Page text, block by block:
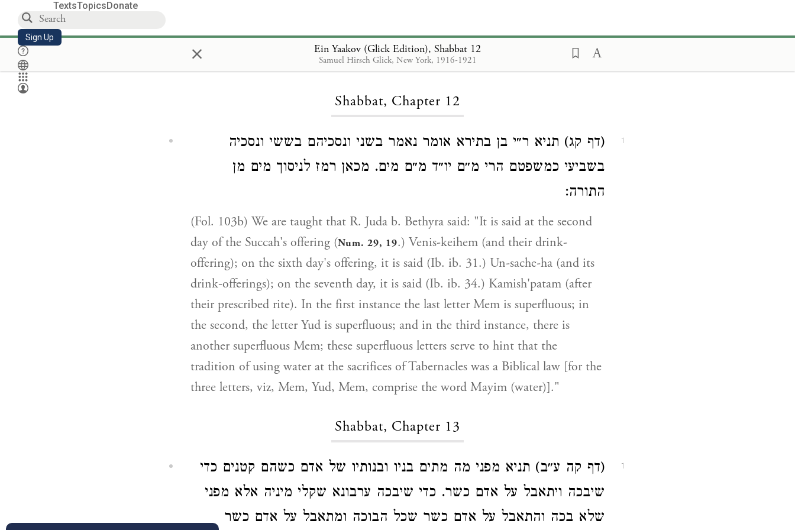
TextsTopicsDonate
Sign Up × Ein Yaakov (Glick Edition), Shabbat 12
Samuel Hirsch Glick, New York, 1916-1921
Loading...
Shabbat, Chapter 12
1
(דף קג) תניא ר״י בן בתירא אומר נאמר בשני ונסכיהם בששי ונסכיה
בשביעי כמשפטם הרי מ״ם יו״ד מ״ם מים. מכאן רמז לניסוך מים מן
התורה:
(Fol. 103b) We are taught that R. Juda b. Bethyra said: "It is said at the second
day of the Succah's offering (Num. 29, 19.) Venis-keihem (and their drink-
offering); on the sixth day's offering, it is said (Ib. ib. 31.) Un-sache-ha (and its
drink-offerings); on the seventh day, it is said (Ib. ib. 34.) Kamish'patam (after
their prescribed rite). In the first instance the last letter Mem is superfluous; in
the second, the letter Yud is superfluous; and in the third instance, there is
another superfluous Mem; these superfluous letters serve to hint that the
tradition of using water at the sacrifices of Tabernacles was a Biblical law [for the
three letters, viz, Mem, Yud, Mem, comprise the word Mayim (water)]."
Shabbat, Chapter 13
1
(דף קה ע״ב) תניא מפני מה מתים בניו ובנותיו של אדם כשהם קטנים כדי
שיבכה ויתאבל על אדם כשר. כדי שיבכה ערבונא שקלי מיניה אלא מפני
שלא בכה והתאבל על אדם כשר שכל הבוכה ומתאבל על אדם כשר